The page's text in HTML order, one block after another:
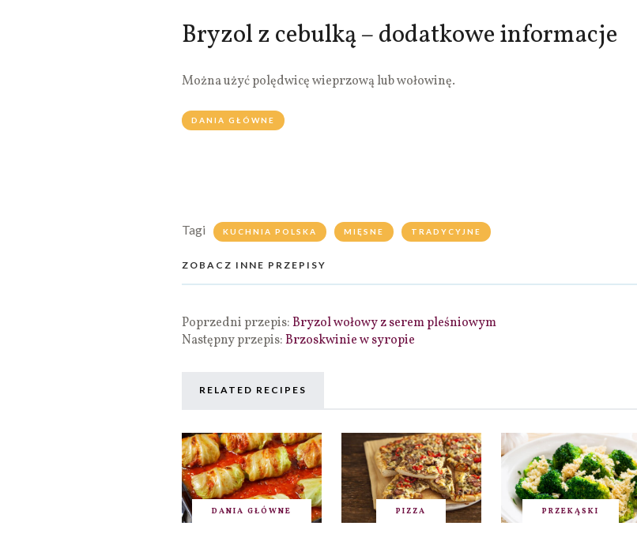
Bryzol z cebulką – dodatkowe informacje
Można użyć polędwicę wieprzową lub wołowinę.
DANIA GŁÓWNE
Tagi KUCHNIA POLSKA MIĘSNE TRADYCYJNE
ZOBACZ INNE PRZEPISY
Poprzedni przepis:Bryzol wołowy z serem pleśniowym
Następny przepis:Brzoskwinie w syropie
RELATED RECIPES
DANIA GŁÓWNE PIZZA PRZEKĄSKI